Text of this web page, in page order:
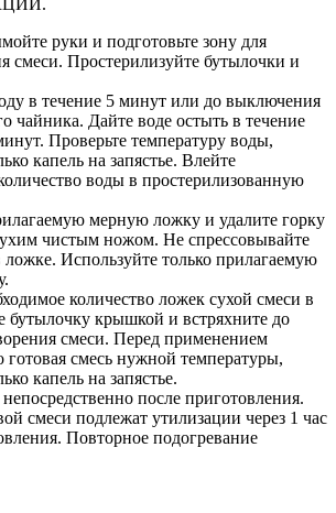
руки и подготовьте зону для
смеси. Простерилизуйте бутылочки и
в течение 5 минут или до выключения
чайника. Дайте воде остыть в течение
Проверьте температуру воды,
капель на запястье. Влейте
воды в простерилизованную
мерную ложку и удалите горку
чистым ножом. Не спрессовывайте
ложке. Используйте только прилагаемую
количество ложек сухой смеси в
бутылочку крышкой и встряхните до
смеси. Перед применением
готовая смесь нужной температуры,
капель на запястье.
после приготовления.
смеси подлежат утилизации через 1 час
Повторное подогревание